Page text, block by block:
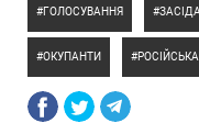
ГОЛОСУВАННЯ
ОКУПАНТИ